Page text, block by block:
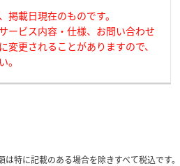
掲載日現在のものです。
ービス内容・仕様、お問い合わせ
変更されることがありますので、
。
は特に記載のある場合を除きすべて税込です。